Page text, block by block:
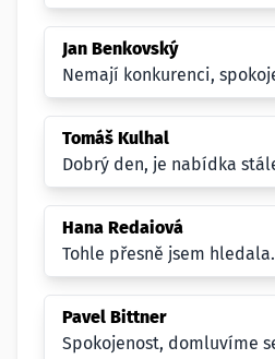
Jan Benkovský
Nemají konkurenci,
Tomáš Kulhal
Dobrý den, je nabídka
Hana Redaiová
Tohle přesně jsem hledala.
Pavel Bittner
Spokojenost, domluvíme